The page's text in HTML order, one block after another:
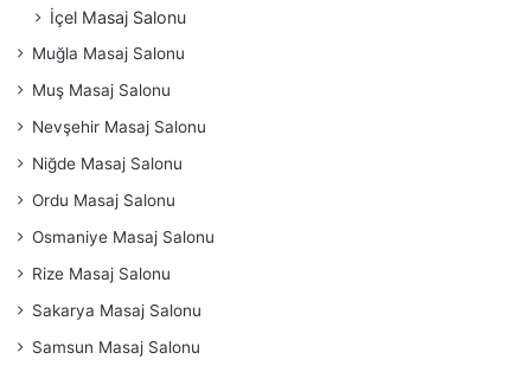
İçel Masaj Salonu
Muğla Masaj Salonu
Muş Masaj Salonu
Nevşehir Masaj Salonu
Niğde Masaj Salonu
Ordu Masaj Salonu
Osmaniye Masaj Salonu
Rize Masaj Salonu
Sakarya Masaj Salonu
Samsun Masaj Salonu